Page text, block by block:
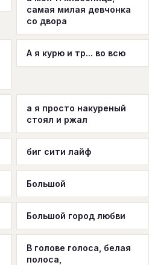
самая милая девчонка
со двора
А я курю и тр... во всю
а я просто накуреный
стоял и ржал
биг сити лайф
Большой
Большой город любви
В голове голоса, белая
полоса,